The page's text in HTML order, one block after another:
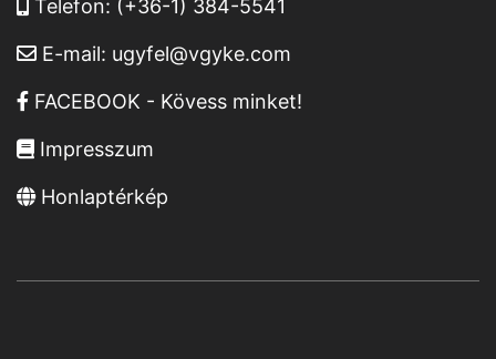
Telefon: (+36-1) 384-5541
E-mail: ugyfel@vgyke.com
FACEBOOK - Kövess minket!
Impresszum
Honlaptérkép